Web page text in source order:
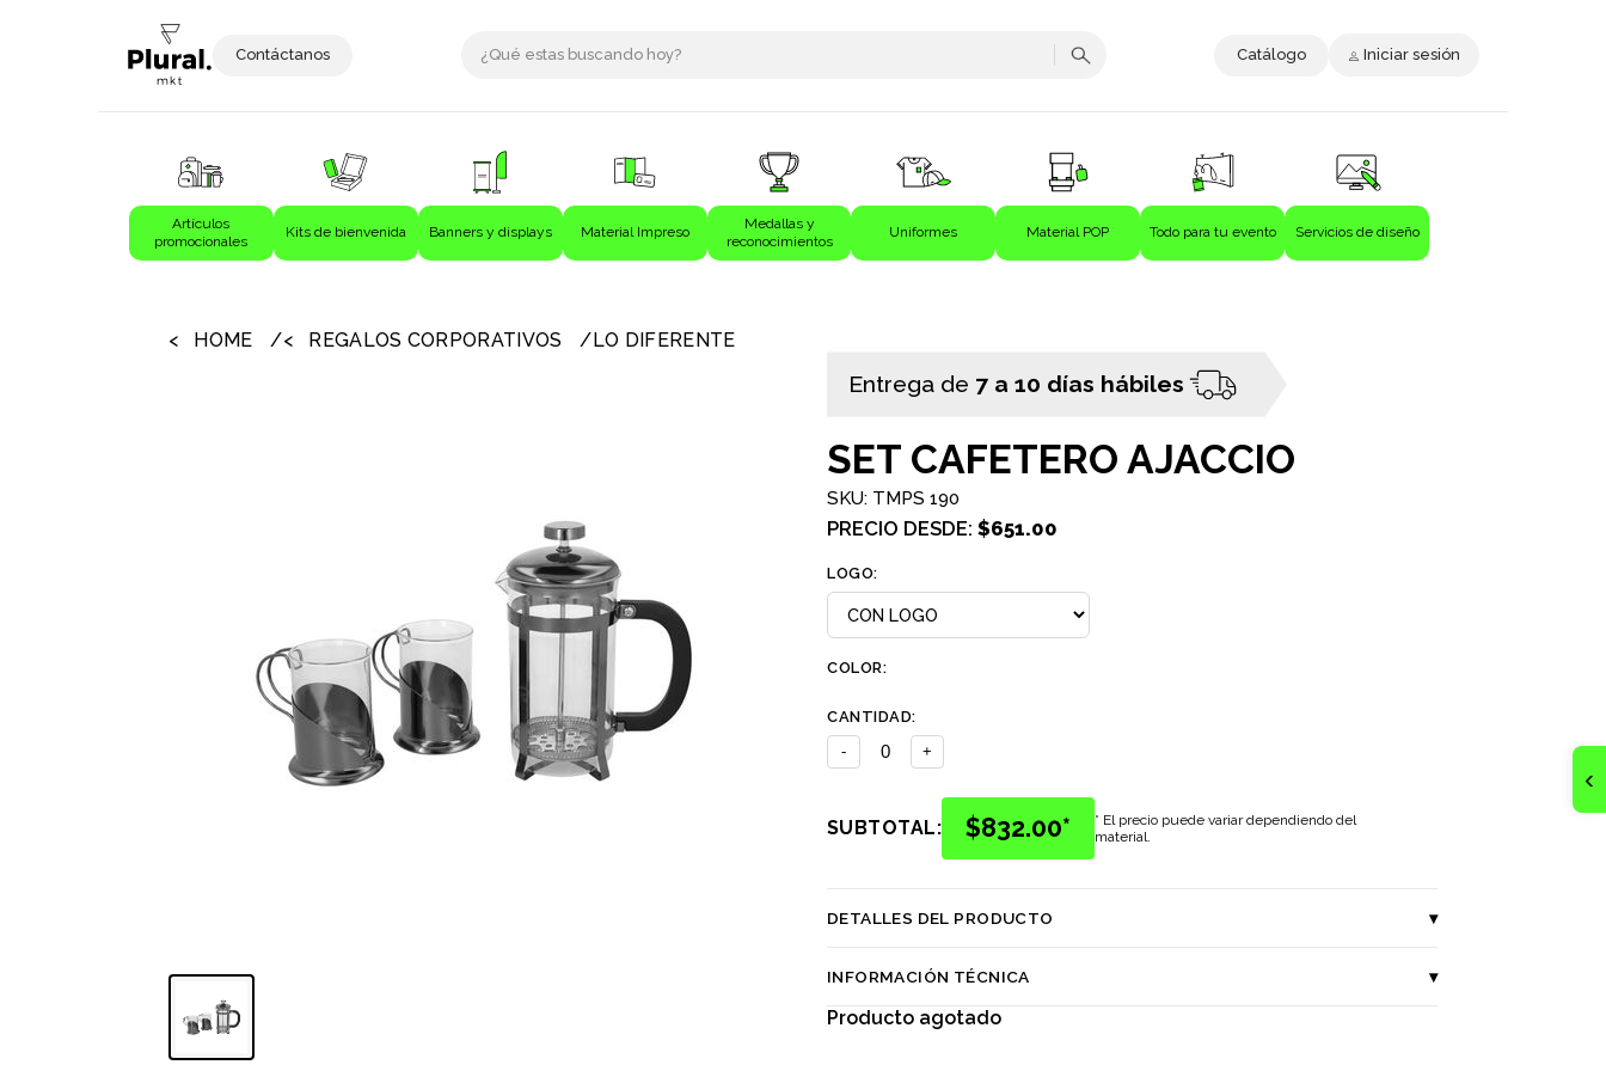
‹
Contáctanos Catálogo Iniciar sesión
Artículos
promocionales
Kits de bienvenida Banners y displays Material Impreso
Medallas y
reconocimientos
Uniformes Material POP Todo para tu evento Servicios de diseño
Regalos corporativos
Salud y cuidado
HOME REGALOS CORPORATIVOS LO DIFERENTE
Entrega de 7 a 10 días hábiles
SET CAFETERO AJACCIO
SKU: TMPS 190
PRECIO DESDE: $651.00
LOGO:
COLOR:
CANTIDAD:
-
+
SUBTOTAL: $832.00*
* El precio puede variar dependiendo del
material.
DETALLES DEL PRODUCTO ▾
INFORMACIÓN TÉCNICA ▾
Producto agotado